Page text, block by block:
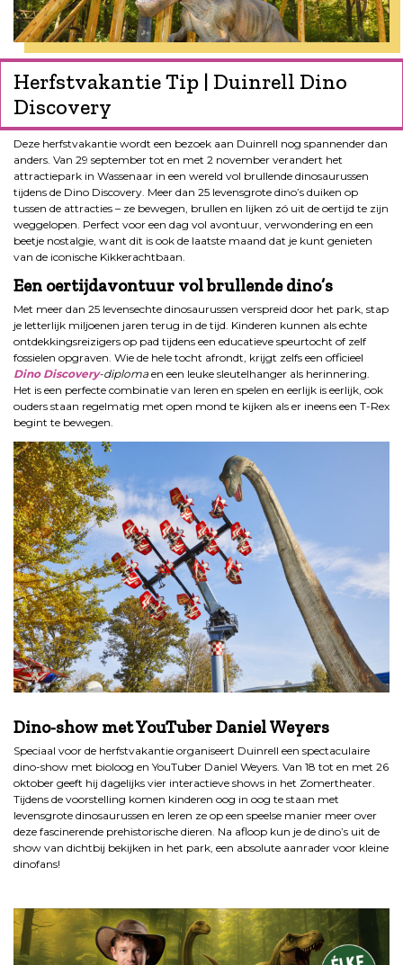
Herfstvakantie Tip | Duinrell Dino
Discovery
Deze herfstvakantie wordt een bezoek aan Duinrell nog spannender dan
anders. Van 29 september tot en met 2 november verandert het
attractiepark in Wassenaar in een wereld vol brullende dinosaurussen
tijdens de Dino Discovery. Meer dan 25 levensgrote dino’s duiken op
tussen de attracties – ze bewegen, brullen en lijken zó uit de oertijd te zijn
weggelopen. Perfect voor een dag vol avontuur, verwondering en een
beetje nostalgie, want dit is ook de laatste maand dat je kunt genieten
van de iconische Kikkerachtbaan.
Een oertijdavontuur vol brullende dino’s
Met meer dan 25 levensechte dinosaurussen verspreid door het park, stap
je letterlijk miljoenen jaren terug in de tijd. Kinderen kunnen als echte
ontdekkingsreizigers op pad tijdens een educatieve speurtocht of zelf
fossielen opgraven. Wie de hele tocht afrondt, krijgt zelfs een officieel
Dino Discovery-diploma en een leuke sleutelhanger als herinnering.
Het is een perfecte combinatie van leren en spelen en eerlijk is eerlijk, ook
ouders staan regelmatig met open mond te kijken als er ineens een T-Rex
begint te bewegen.
Dino-show met YouTuber Daniel Weyers
Speciaal voor de herfstvakantie organiseert Duinrell een spectaculaire
dino-show met bioloog en YouTuber Daniel Weyers. Van 18 tot en met 26
oktober geeft hij dagelijks vier interactieve shows in het Zomertheater.
Tijdens de voorstelling komen kinderen oog in oog te staan met
levensgrote dinosaurussen en leren ze op een speelse manier meer over
deze fascinerende prehistorische dieren. Na afloop kun je de dino’s uit de
show van dichtbij bekijken in het park, een absolute aanrader voor kleine
dinofans!